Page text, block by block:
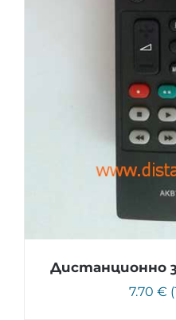
Дистанционно
7.70 €